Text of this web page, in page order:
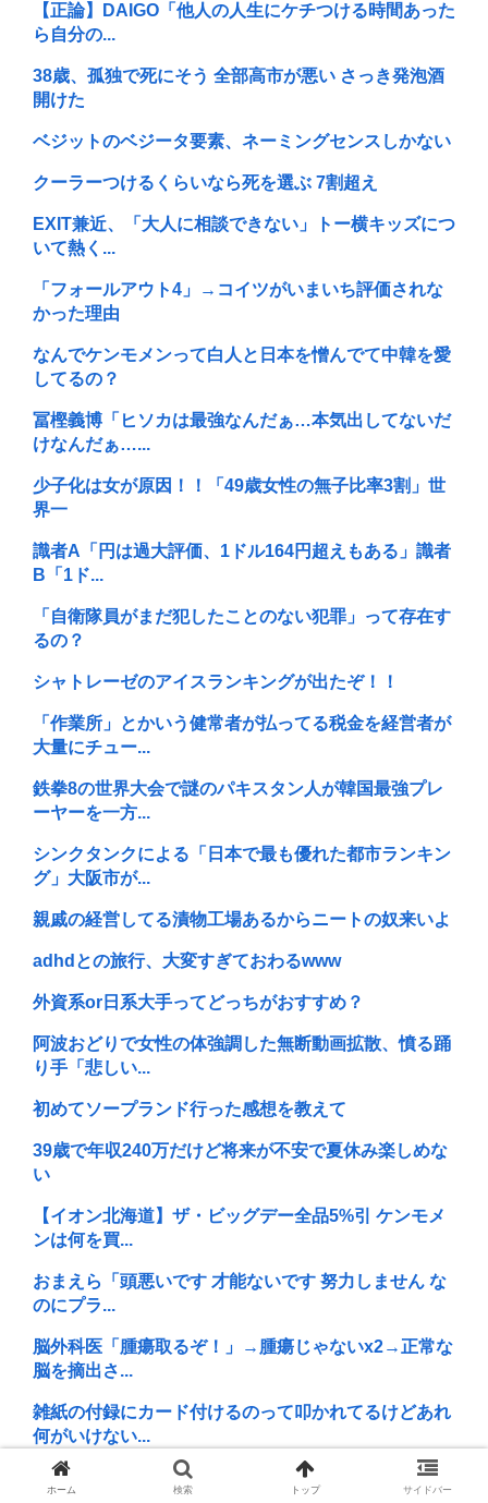
【正論】DAIGO「他人の人生にケチつける時間あった
ら自分の...
38歳、孤独で死にそう 全部高市が悪い さっき発泡酒
開けた
ベジットのベジータ要素、ネーミングセンスしかない
クーラーつけるくらいなら死を選ぶ 7割超え
EXIT兼近、「大人に相談できない」トー横キッズにつ
いて熱く...
「フォールアウト4」→コイツがいまいち評価されな
かった理由
なんでケンモメンって白人と日本を憎んでて中韓を愛
してるの？
冨樫義博「ヒソカは最強なんだぁ…本気出してないだ
けなんだぁ…...
少子化は女が原因！！「49歳女性の無子比率3割」世
界一
識者A「円は過大評価、1ドル164円超えもある」識者
B「1ド...
「自衛隊員がまだ犯したことのない犯罪」って存在す
るの？
シャトレーゼのアイスランキングが出たぞ！！
「作業所」とかいう健常者が払ってる税金を経営者が
大量にチュー...
鉄拳8の世界大会で謎のパキスタン人が韓国最強プレ
ーヤーを一方...
シンクタンクによる「日本で最も優れた都市ランキン
グ」大阪市が...
親戚の経営してる漬物工場あるからニートの奴来いよ
adhdとの旅行、大変すぎておわるwww
外資系or日系大手ってどっちがおすすめ？
阿波おどりで女性の体強調した無断動画拡散、憤る踊
り手「悲しい...
初めてソープランド行った感想を教えて
39歳で年収240万だけど将来が不安で夏休み楽しめな
い
【イオン北海道】ザ・ビッグデー全品5%引 ケンモメ
ンは何を買...
おまえら「頭悪いです 才能ないです 努力しません な
のにプラ...
脳外科医「腫瘍取るぞ！」→腫瘍じゃないx2→正常な
脳を摘出さ...
雑紙の付録にカード付けるのって叩かれてるけどあれ
何がいけない...
【画像】高市早苗、広島平和記念式典当日の被爆者と
ホーム 検索 トップ サイドバー